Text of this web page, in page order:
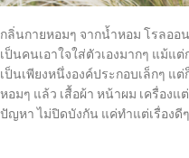
กลิ่นกายหอมๆ จากน้ำหอม โรลอ
เป็นคนเอาใจใส่ตัวเองมากๆ แม้
เป็นเพียงหนึ่งองค์ประกอบเล็กๆ
หอมๆ แล้ว เสื้อผ้า หน้าผม เครื่อง
ปัญหา ไม่ปิดบังกัน แค่ทำแต่เรื่อง